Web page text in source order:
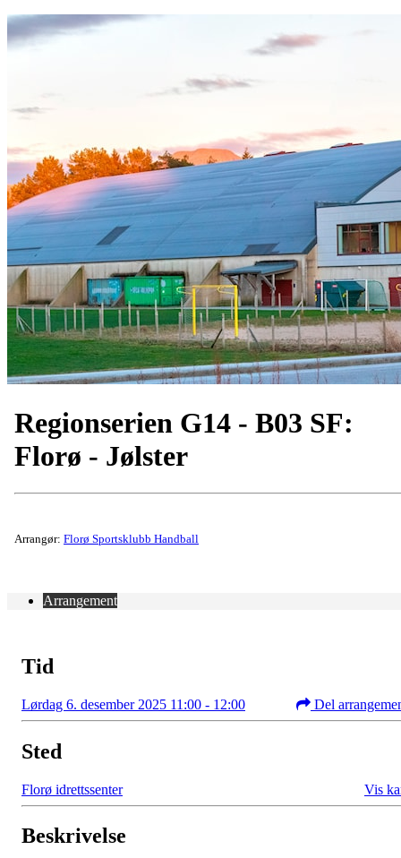
Regionserien G14 - B03 SF:
Florø - Jølster
Arrangør: Florø Sportsklubb Handball
Arrangement
Tid
Lørdag 6. desember 2025 11:00 - 12:00 Del
Sted
Florø idrettssenter Vis
Beskrivelse